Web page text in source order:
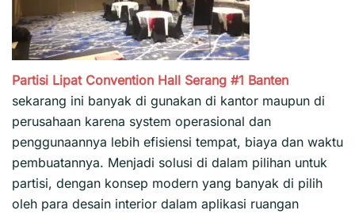
Partisi Lipat Convention Hall Serang #1 Banten
sekarang ini banyak di gunakan di kantor maupun di
perusahaan karena system operasional dan
penggunaannya lebih efisiensi tempat, biaya dan waktu
pembuatannya. Menjadi solusi di dalam pilihan untuk
partisi, dengan konsep modern yang banyak di pilih
oleh para desain interior dalam aplikasi ruangan